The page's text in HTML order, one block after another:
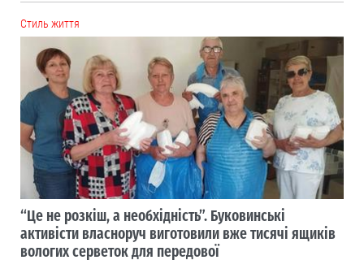
Cтиль життя
“Це не розкіш, а необхідність”. Буковинські
активісти власноруч виготовили вже тисячі ящиків
вологих серветок для передової